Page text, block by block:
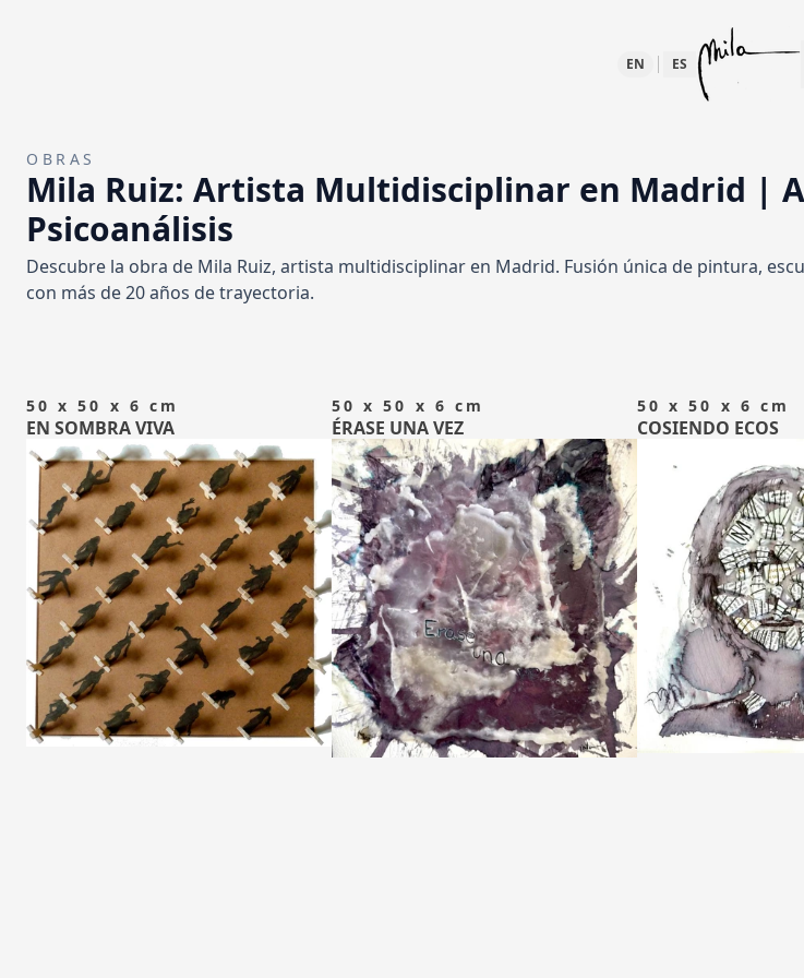
EN ES
EN LA NATURALEZA
MISCELÁNEO
OBRAS
Mila Ruiz: Artista Multidisciplinar en Madrid |
Psicoanálisis
Descubre la obra de Mila Ruiz, artista multidisciplinar en Madrid. Fusión única de pintura,
con más de 20 años de trayectoria.
50 x 50 x 6 cm
EN SOMBRA VIVA
50 x 50 x 6 cm
ÉRASE UNA VEZ
50 x 50 x 6 cm
COSIENDO ECOS